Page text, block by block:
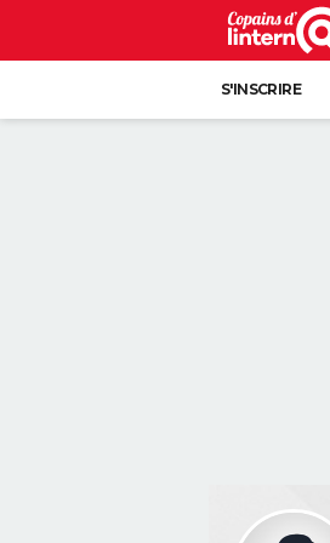
S'INSCRIRE